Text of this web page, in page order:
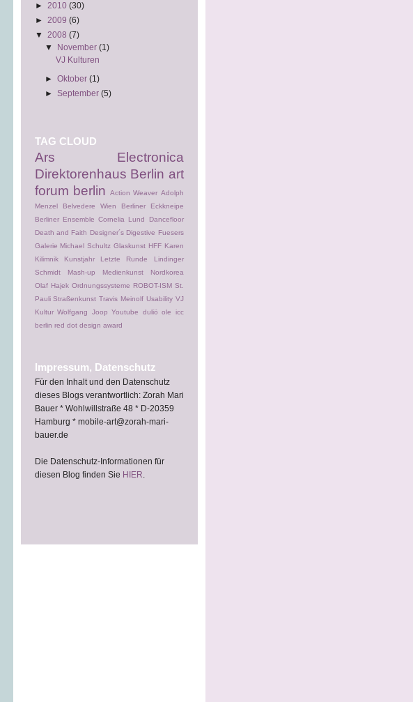
► 2010 (30)
► 2009 (6)
▼ 2008 (7)
▼
November (1)
VJ Kulturen
► Oktober (1)
► September (5)
TAG CLOUD
Ars Electronica
Direktorenhaus Berlin art
forum berlin
Action Weaver Adolph
Menzel
Belvedere Wien
Berliner Eckkneipe
Berliner Ensemble Cornelia Lund
Dancefloor
Death and Faith Designer´s Digestive Fuesers
Galerie Michael Schultz Glaskunst HFF Karen
Kilimnik
Kunstjahr Letzte Runde
Lindinger
Schmidt
Mash-up Medienkunst
Nordkorea
Olaf Hajek Ordnungssysteme ROBOT-ISM St.
Pauli Straßenkunst Travis Meinolf Usability VJ
Kultur Wolfgang Joop Youtube duliö ole
icc
berlin red dot design award
Impressum, Datenschutz
Für den Inhalt und den Datenschutz
dieses Blogs verantwortlich: Zorah Mari
Bauer * Wohlwillstraße 48 * D-20359
Hamburg * mobile-art@zorah-mari-
bauer.de
Die Datenschutz-Informationen für
diesen Blog finden Sie HIER.